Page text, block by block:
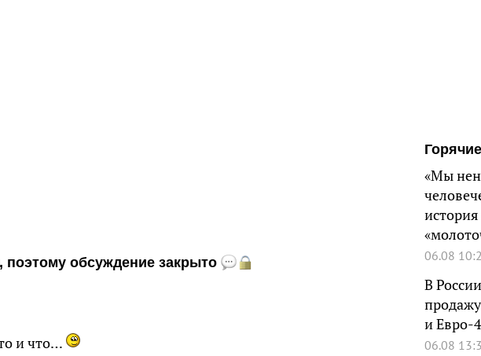
поэтому обсуждение закрыто
и что…
«Мы
06.08
В
и Евро-4
06.08